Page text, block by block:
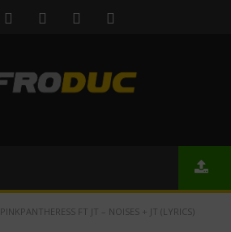
PINKPANTHERESS FT JT – NOISES + JT (LYRICS)